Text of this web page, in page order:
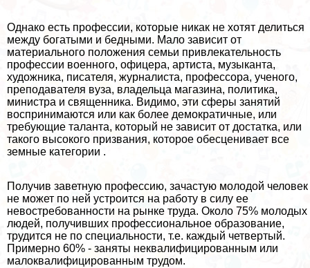
Однако есть профессии, которые никак не хотят делиться
между богатыми и бедными. Мало зависит от
материального положения семьи привлекательность
профессии военного, офицера, артиста, музыканта,
художника, писателя, журналиста, профессора, ученого,
преподавателя вуза, владельца магазина, политика,
министра и священника. Видимо, эти сферы занятий
воспринимаются или как более демократичные, или
требующие таланта, который не зависит от достатка, или
такого высокого призвания, которое обесценивает все
земные категории .
Получив заветную профессию, зачастую молодой человек
не может по ней устроится на работу в силу ее
невостребованности на рынке труда. Около 75% молодых
людей, получивших профессиональное образование,
трудится не по специальности, т.е. каждый четвертый.
Примерно 60% - заняты неквалифицированным или
малоквалифицированным трудом.